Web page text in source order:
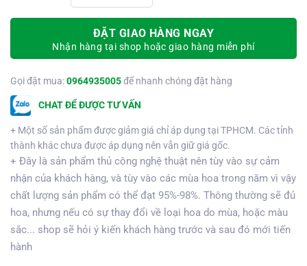
ĐẶT GIAO HÀNG NGAY
Nhận hàng tại shop hoặc giao hàng miễn phí
Gọi đặt mua:0964935005để nhanh chóng đặt hàng
CHAT ĐỂ ĐƯỢC TƯ VẤN
+ Một số sản phẩm được giảm giá chỉ áp dụng tại TPHCM. Các tỉnh
thành khác chưa được áp dụng nên vẫn giữ giá gốc.
+ Đây là sản phẩm thủ công nghệ thuật nên tùy vào sự cảm
nhận của khách hàng, và tùy vào các mùa hoa trong năm vì vậy
chất lượng sản phẩm có thể đạt 95%-98%. Thông thường sẽ đủ
hoa, nhưng nếu có sự thay đổi về loại hoa do mùa, hoặc màu
sắc... shop sẽ hỏi ý kiến khách hàng trước và sau đó mới tiến
hành